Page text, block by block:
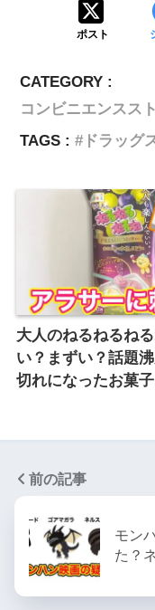
ポスト
CATEGORY :
コンビニエンスス
TAGS :
ドラッグ
大人のねるねるね
い？まずい？話題
切れになったお菓
前の記事
モン
た？